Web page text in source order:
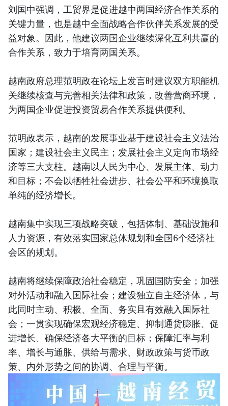
刘国中强调，工贸界是促进越中两国经济合作关系的
关键力量，也是越中全面战略合作伙伴关系发展的受
益对象。因此，他建议两国企业继续深化互利共赢的
合作关系，致力于培育两国关系。
越南政府总理范明政在论坛上发言时建议双方职能机
关继续核查与完善相关法律和政策，改善营商环境，
为两国企业促进投资贸易合作关系提供便利。
范明政表示，越南的发展事业基于建设社会主义法治
国家；建设社会主义民主；发展社会主义定向市场经
济等三大支柱。越南以人民为中心、发展主体、动力
和目标；不会以牺牲社会进步、社会公平和环境换取
单纯的经济增长。
越南集中实现三项战略突破，包括体制、基础设施和
人力资源，有效落实国家总体规划和全国6个经济社
会区的规划。
越南将继续保障政治社会稳定，巩固国防安全；加强
对外活动和融入国际社会；建设独立自主经济体，与
此同时主动、积极、全面、务实且有效融入国际社
会；一贯实现确保宏观经济稳定、抑制通货膨胀、促
进增长、确保经济各大平衡的目标；保障汇率与利
率、增长与通胀、供给与需求、财政政策与货币政
策、内外形势之间的协调、合理与平衡。